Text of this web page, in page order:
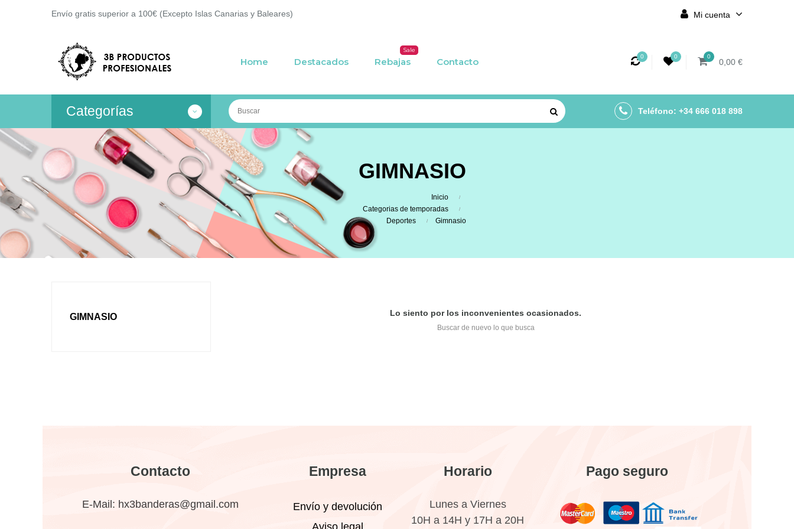
Envío gratis superior a 100€ (Excepto Islas Canarias y Baleares) Mi cuenta
Home Destacados Rebajas
Sale
Contacto 0 0 0
0,00 €
Categorías Teléfono: +34 666 018 898
GIMNASIO
Inicio
Categorias de temporadas
Deportes
Gimnasio
GIMNASIO Lo siento por los inconvenientes ocasionados.
Buscar de nuevo lo que busca
Contacto
E-Mail: hx3banderas@gmail.com
Empresa
Envío y devolución
Aviso legal
Horario
Lunes a Viernes
10H a 14H y 17H a 20H
Pago seguro